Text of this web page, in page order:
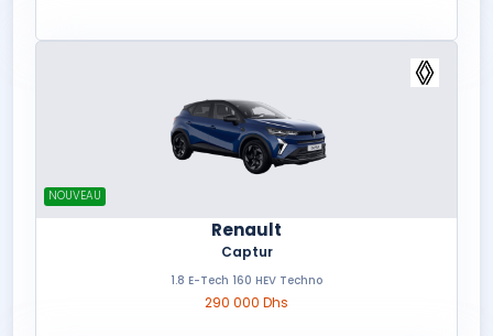
NOUVEAU
Renault
Captur
1.8 E-Tech 160 HEV Techno
290 000 Dhs